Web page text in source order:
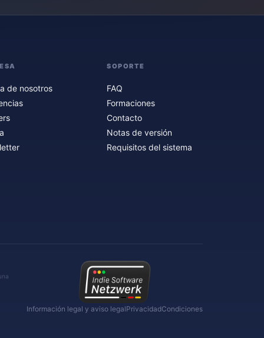
de nosotros
SOPORTE
FAQ
Formaciones
Contacto
Notas de versión
Requisitos del sistema
Información legal y aviso legalPrivacidadCondiciones